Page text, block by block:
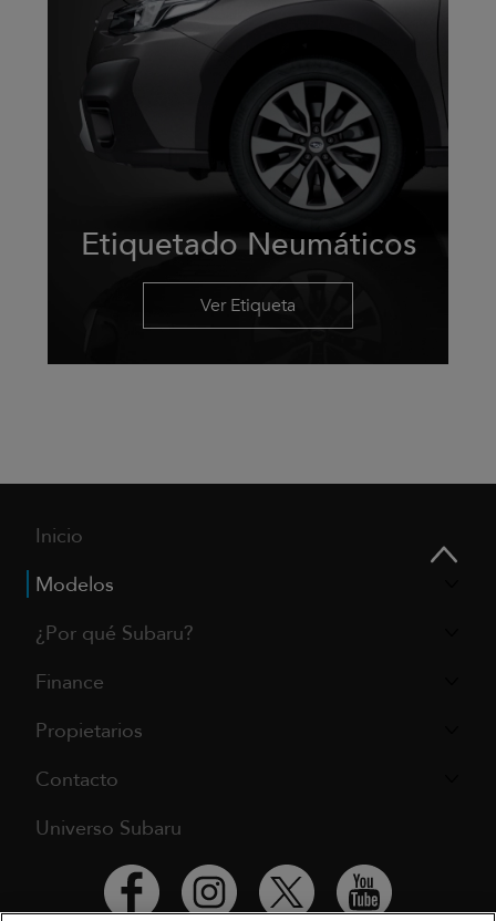
Etiquetado Neumáticos
Ver Etiqueta
Inicio
Modelos
¿Por qué Subaru?
Finance
Propietarios
Contacto
Universo Subaru